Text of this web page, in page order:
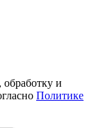
и
Политике